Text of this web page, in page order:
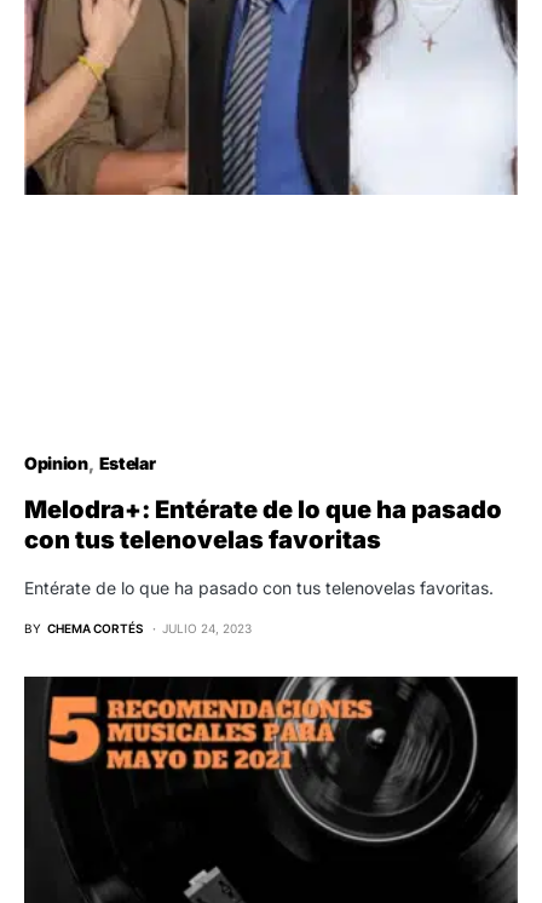
Opinion Estelar
Melodra+: Entérate de lo que ha pasado
con tus telenovelas favoritas
Entérate de lo que ha pasado con tus telenovelas favoritas.
BY CHEMA CORTÉS JULIO 24, 2023